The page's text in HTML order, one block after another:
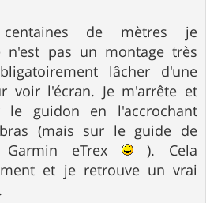
de mètres je
n'est pas un montage très
lâcher d'une
voir l'écran. Je m'arrête et
le guidon en l'accrochant
(mais sur le guide de
eTrex
). Cela
et je retrouve un vrai